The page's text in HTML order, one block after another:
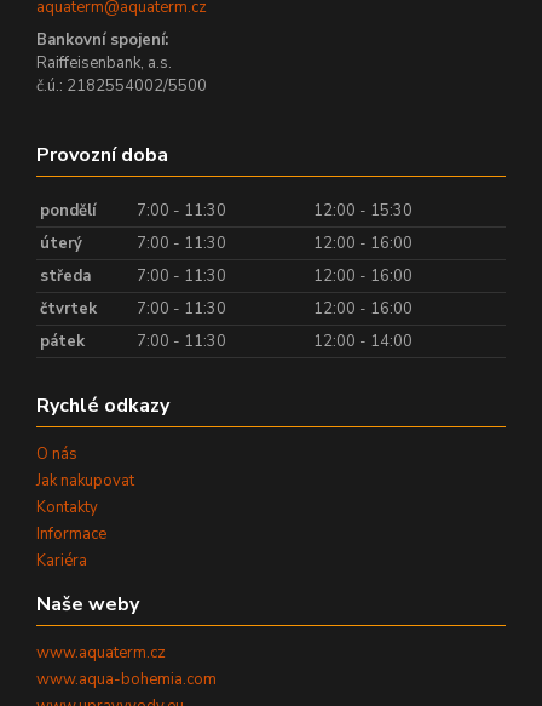
aquaterm@aquaterm.cz
Bankovní spojení:
Raiffeisenbank, a.s.
č.ú.: 2182554002/5500
Provozní doba
pondělí 7:00 - 11:30
12:00 - 15:30
úterý
7:00 - 11:30
12:00 - 16:00
středa
7:00 - 11:30
12:00 - 16:00
čtvrtek
7:00 - 11:30
12:00 - 16:00
pátek
7:00 - 11:30 12:00 - 14:00
Rychlé odkazy
O nás
Jak nakupovat
Kontakty
Informace
Kariéra
Naše weby
www.aquaterm.cz
www.aqua-bohemia.com